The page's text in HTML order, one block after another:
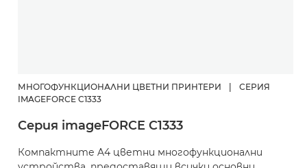
МНОГОФУНКЦИОНАЛНИ ЦВЕТНИ ПРИНТЕРИ
СЕРИЯ
IMAGEFORCE C1333
Серия imageFORCE C1333
Компактните A4 цветни многофункционални